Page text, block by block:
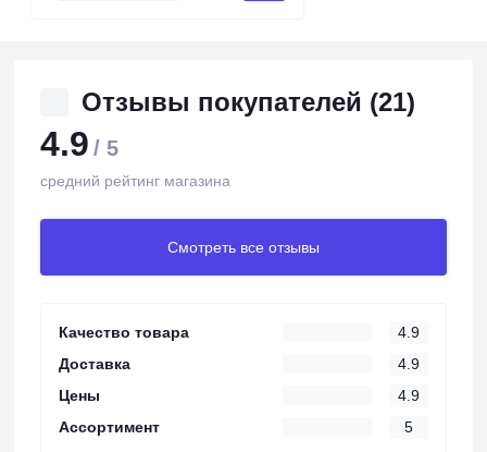
Отзывы покупателей (21)
4.9 / 5
средний рейтинг магазина
Смотреть все отзывы
Качество товара
4.9
Доставка
4.9
Цены
4.9
Ассортимент
5